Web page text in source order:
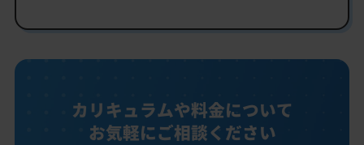
カリキュラムや料金について
お気軽にご相談ください